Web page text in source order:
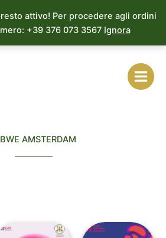
attivo! Per procedere agli ordini
+39 376 073 3567 Ignora
AMSTERDAM